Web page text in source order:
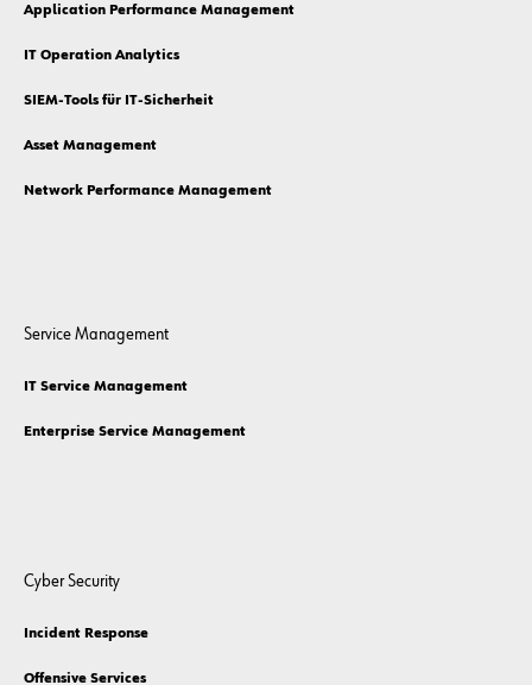
Application Performance Management
IT Operation Analytics
SIEM-Tools für IT-Sicherheit
Asset Management
Network Performance Management
Service Management
IT Service Management
Enterprise Service Management
Cyber Security
Incident Response
Offensive Services